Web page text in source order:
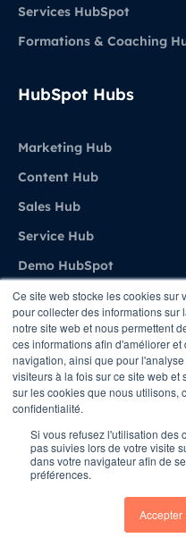
Ce site web stocke les cookies sur
pour collecter des informations
notre site web et nous permettent
ces informations afin d'améliorer
navigation, ainsi que pour
visiteurs à la fois sur ce site web
sur les cookies que nous utilisons,
confidentialité.
Si vous refusez l'utilisation des
pas suivies lors de votre visite
dans votre navigateur afin de
préférences.
Accepter
Services HubSpot
Formations & Coaching
HubSpot Hubs
Marketing Hub
Content Hub
Sales Hub
Service Hub
Demo HubSpot
Agence
A propos de Stratenet
Stratenet X HubSpot
Nous Contacter
Copyright © STRATENET -
Privacy Policy